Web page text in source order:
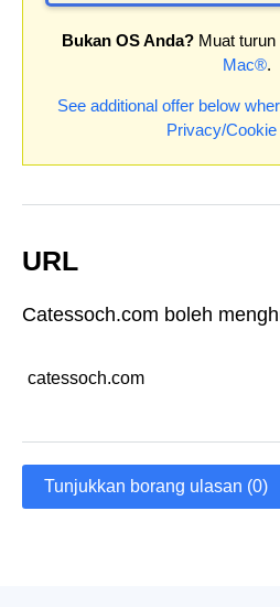
Bukan OS Anda?Muat turun
Mac®.
See additional offer below
Privacy/Cookie
URL
Catessoch.com boleh
catessoch.com
Tunjukkan borang ulasan (0)